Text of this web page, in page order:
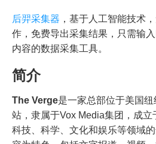
后羿采集器 ，基于人工智能技术
作，免费导出采集结果，只需输
内容的数据采集工具。
简介
The Verge是一家总部位于美国
站，隶属于Vox Media集团，成
科技、科学、文化和娱乐等领域